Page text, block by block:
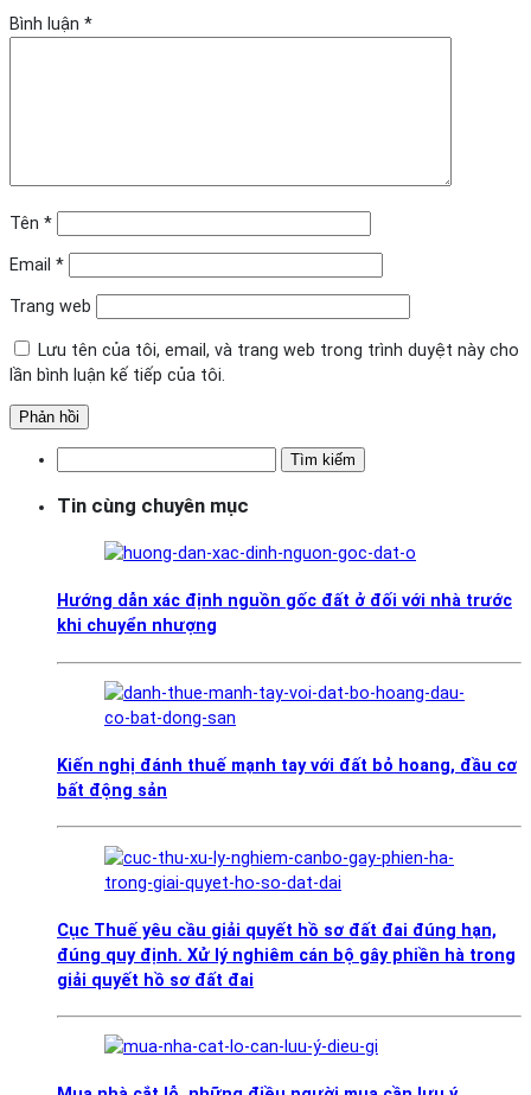
Bình luận *
Tên *
Email *
Trang web
Lưu tên của tôi, email, và trang web trong trình duyệt này cho
lần bình luận kế tiếp của tôi.
cho:
Tin cùng chuyên mục
Hướng dẫn xác định nguồn gốc đất ở đối với nhà trước
khi chuyển nhượng
Kiến nghị đánh thuế mạnh tay với đất bỏ hoang, đầu cơ
bất động sản
Cục Thuế yêu cầu giải quyết hồ sơ đất đai đúng hạn,
đúng quy định. Xử lý nghiêm cán bộ gây phiền hà trong
giải quyết hồ sơ đất đai